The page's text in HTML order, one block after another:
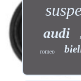
audi
romeo